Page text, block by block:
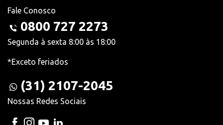
Fale Conosco
0800 727 2273
Segunda à sexta 8:00 às 18:00
*Exceto feriados
(31) 2107-2045
Nossas Redes Sociais